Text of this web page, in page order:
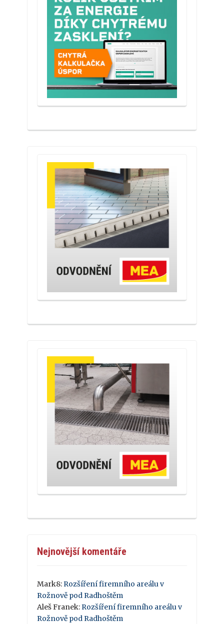
Nejnovější komentáře
Mark8:Rozšíření firemního areálu v
Rožnově pod Radhoštěm
Aleš Franek:Rozšíření firemního areálu v
Rožnově pod Radhoštěm